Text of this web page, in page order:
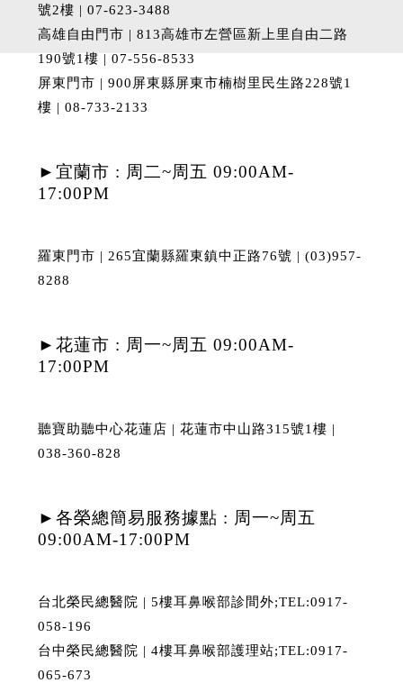
號2樓 | 07-623-3488
高雄自由門市 | 813高雄市左營區新上里自由二路
190號1樓 | 07-556-8533
屏東門市 | 900屏東縣屏東市楠樹里民生路228號1
樓 | 08-733-2133
►宜蘭市 : 周二~周五 09:00AM-
17:00PM
羅東門市 | 265宜蘭縣羅東鎮中正路76號 | (03)957-
8288
►花蓮市 : 周一~周五 09:00AM-
17:00PM
聽寶助聽中心花蓮店 | 花蓮市中山路315號1樓 |
038-360-828
►各榮總簡易服務據點 : 周一~周五
09:00AM-17:00PM
台北榮民總醫院 | 5樓耳鼻喉部診間外;TEL:0917-
058-196
台中榮民總醫院 | 4樓耳鼻喉部護理站;TEL:0917-
065-673